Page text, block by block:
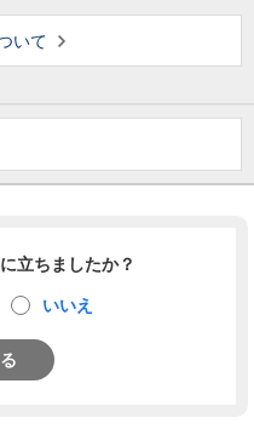
いて
立ちましたか？
いいえ